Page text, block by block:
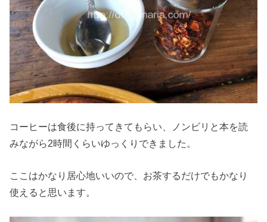
コーヒーは食後に持ってきてもらい、ノンビリと本を読
みながら2時間くらいゆっくりできました。
ここはかなり居心地いいので、お茶するだけでもかなり
使えると思います。